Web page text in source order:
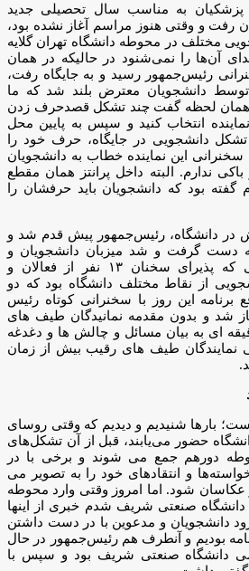
پیش که پزشکیان به مناسب سال تحصیلی جدید
رفت و وقتی هنوز مراسم آغاز نشده بود،
مختلف در محوطه دانشگاه تهران گلایه
آن‌ها را نمی‌شنود در حالیکه در همان
رئیس‌جمهور رسید و به جایگاه رفت،
دانشجویان معترض بلند شد که ما
همان لحظه گفت چند تشکل قصدحرف زدن
انتخاب کنید و سپس به پایین محل
تشکل دانشجویی در جایگاه، حرف خود را
سخنرانی این نماینده خطاب به دانشجویان
ندارم. البته داخل پرانتز همان مقطع
بود که دانشجویان باید حرفشان را
در دانشگاه، رئیس‌جمهور پیش قدم شد و
به دست گرفت و شد میزبان دانشجویان و
فعالان دانشجویی. میزبانی که پذیرای سخنان ۱۳ نفر از فعالان و
از نقاط مختلف دانشگاه بود که دو
این روز با سخنرانی کوتاه رئیس
شد و بدون مقدمه نمانیدگان طیف های
در مدت زمان ۵ دقیقه ای به بیان مسائل و چالش ها و دغدغه
نمایندگان طیف های رقیب بیش از زمان
بارها شنیدیم و دیدیم که وقتی روسای
حضور می‌یابند، قبل از آن تشکل‌های
دورهم جمع می شوند و برخی با در
و انتقادهای خود را به تصویر می
عکاسان شود. اما امروز وقتی وارد محوطه
دانشگاه صنعتی شریف شدم خبری از اینها
دانشجویان و مدعوین با در دست داشتن
بودیم و آنطرف هم رئیس‌جمهور در حال
دانشگاه صنعتی شریف بود و سپس با